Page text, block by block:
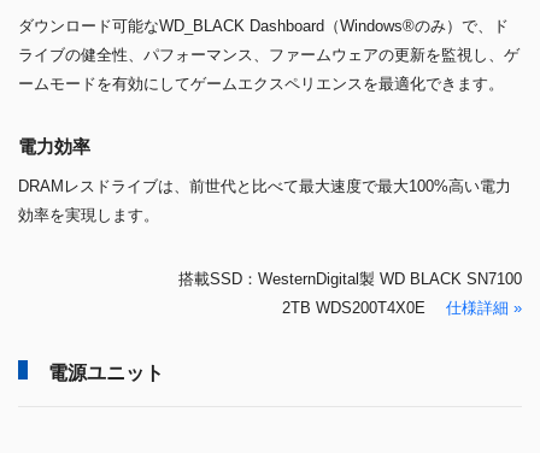
ダウンロード可能なWD_BLACK Dashboard（Windows®のみ）で、ド
ライブの健全性、パフォーマンス、ファームウェアの更新を監視し、ゲ
ームモードを有効にしてゲームエクスペリエンスを最適化できます。
電力効率
DRAMレスドライブは、前世代と比べて最大速度で最大100%高い電力
効率を実現します。
搭載SSD：WesternDigital製 WD BLACK SN7100
2TB WDS200T4X0E 仕様詳細 »
電源ユニット